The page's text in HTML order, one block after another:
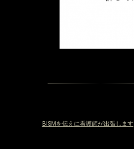
BISMを伝えに看護師が出張します